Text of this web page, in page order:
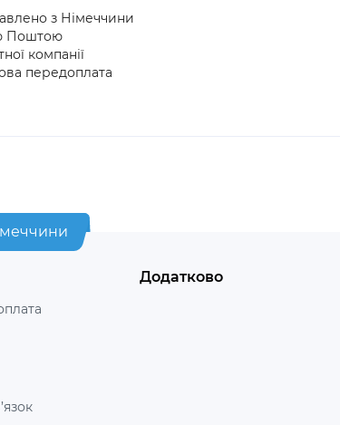
з Німеччини
Поштою
компанії
передоплата
Додатково